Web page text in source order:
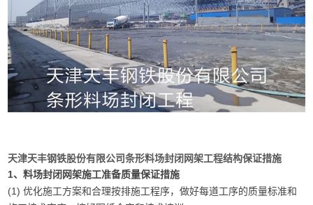
天津天丰钢铁股份有限公司条形料场封闭网架工程结构保证措施
1、料场封闭网架施工准备质量保证措施
(1) 优化施工方案和合理按排施工程序，做好每道工序的质量标准和